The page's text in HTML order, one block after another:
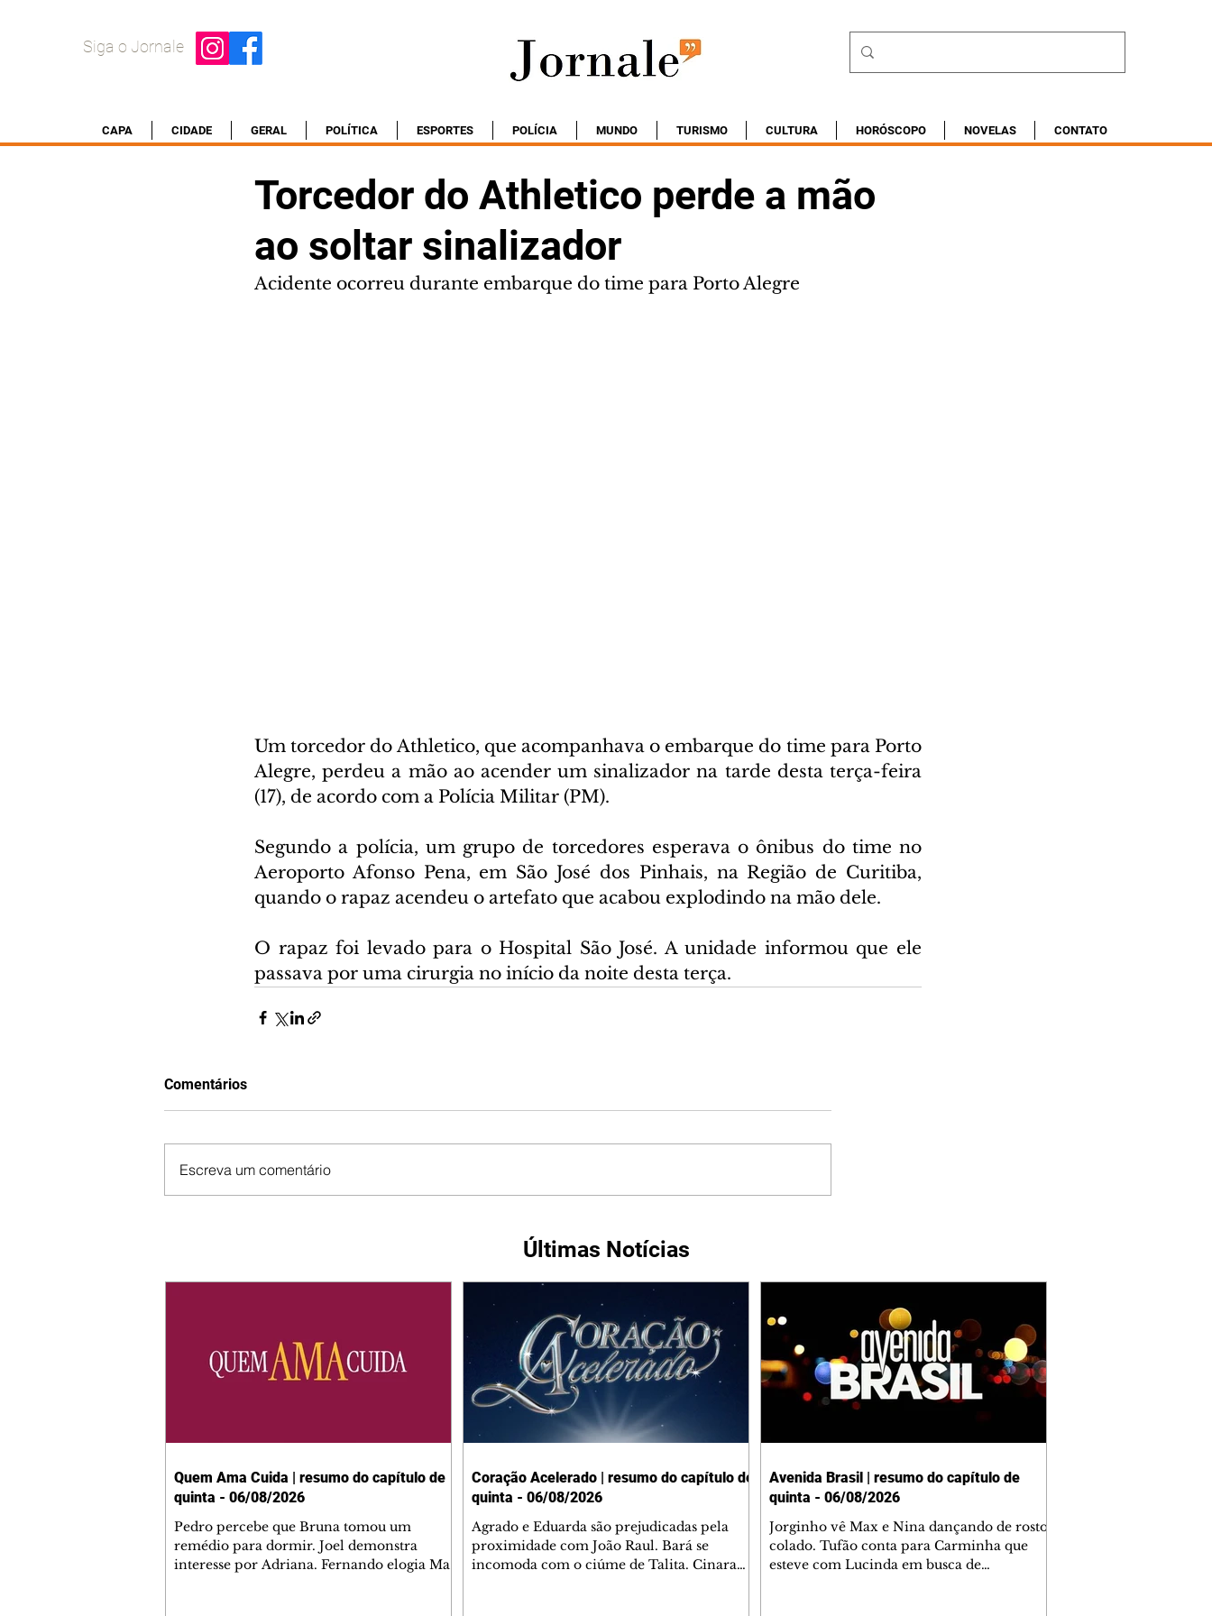
Siga o Jornale
CAPA CIDADE GERAL POLÍTICA ESPORTES POLÍCIA MUNDO TURISMO CULTURA HORÓSCOPO NOVELAS CONTATO
Torcedor do Athletico perde a mão
ao soltar sinalizador
Acidente ocorreu durante embarque do time para Porto Alegre
Um torcedor do Athletico, que acompanhava o embarque do time para Porto
Alegre, perdeu a mão ao acender um sinalizador na tarde desta terça-feira
(17), de acordo com a Polícia Militar (PM).
Segundo a polícia, um grupo de torcedores esperava o ônibus do time no
Aeroporto Afonso Pena, em São José dos Pinhais, na Região de Curitiba,
quando o rapaz acendeu o artefato que acabou explodindo na mão dele.
O rapaz foi levado para o Hospital São José. A unidade informou que ele
passava por uma cirurgia no início da noite desta terça.
Comentários
Escreva um comentário
Últimas Notícias
Quem Ama Cuida | resumo do capítulo de
quinta - 06/08/2026
Pedro percebe que Bruna tomou um
remédio para dormir. Joel demonstra
interesse por Adriana. Fernando elogia Mau
Coração Acelerado | resumo do capítulo de
quinta - 06/08/2026
Agrado e Eduarda são prejudicadas pela
proximidade com João Raul. Bará se
incomoda com o ciúme de Talita. Cinara
Avenida Brasil | resumo do capítulo de
quinta - 06/08/2026
Jorginho vê Max e Nina dançando de rosto
colado. Tufão conta para Carminha que
esteve com Lucinda em busca de